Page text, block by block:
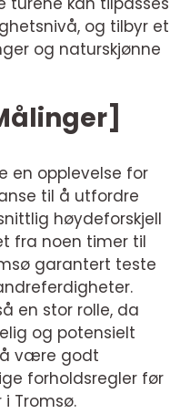
og tilbyr et
og naturskjønne
en opplevelse for
til å utfordre
høydeforskjell
fra noen timer til
garantert teste
en stor rolle, da
og potensielt
å være godt
forholdsregler før
Tromsø.